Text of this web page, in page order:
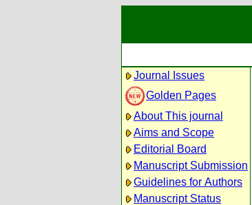
Journal Issues
Golden Pages
About This journal
Aims and Scope
Editorial Board
Manuscript Submission
Guidelines for Authors
Manuscript Status